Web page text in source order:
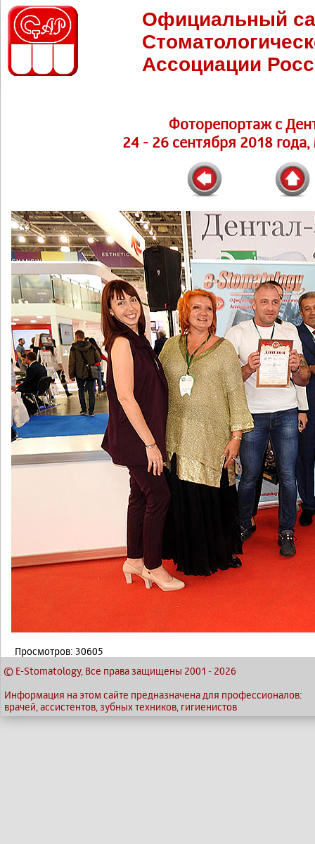
Официальный
Ассоциации
Фоторепортаж с
24 - 26 сентября 2018
Просмотров: 30605
© E-Stomatology, Все права защищены 2001 - 2026
Информация на этом сайте предназначена для профессионалов:
врачей, ассистентов, зубных техников, гигиенистов